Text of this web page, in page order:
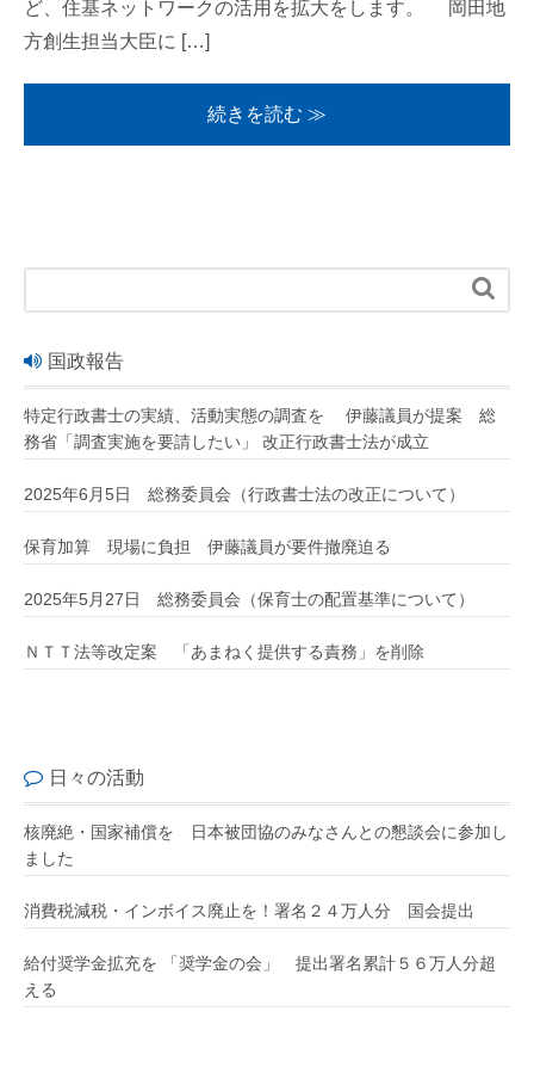
ど、住基ネットワークの活用を拡大をします。 岡田地
方創生担当大臣に […]
続きを読む ≫

国政報告
特定行政書士の実績、活動実態の調査を 伊藤議員が提案 総
務省「調査実施を要請したい」 改正行政書士法が成立
2025年6月5日 総務委員会（行政書士法の改正について）
保育加算 現場に負担 伊藤議員が要件撤廃迫る
2025年5月27日 総務委員会（保育士の配置基準について）
ＮＴＴ法等改定案 「あまねく提供する責務」を削除
日々の活動
核廃絶・国家補償を 日本被団協のみなさんとの懇談会に参加し
ました
消費税減税・インボイス廃止を！署名２４万人分 国会提出
給付奨学金拡充を 「奨学金の会」 提出署名累計５６万人分超
える